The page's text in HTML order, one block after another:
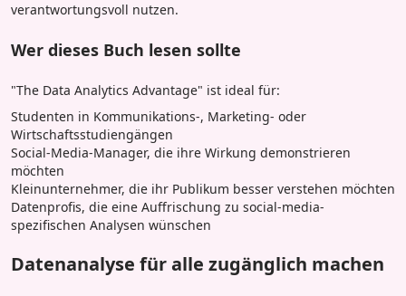
verantwortungsvoll nutzen.
Wer dieses Buch lesen sollte
"The Data Analytics Advantage" ist ideal für:
Studenten in Kommunikations-, Marketing- oder
Wirtschaftsstudiengängen
Social-Media-Manager, die ihre Wirkung demonstrieren
möchten
Kleinunternehmer, die ihr Publikum besser verstehen möchten
Datenprofis, die eine Auffrischung zu social-media-
spezifischen Analysen wünschen
Datenanalyse für alle zugänglich machen